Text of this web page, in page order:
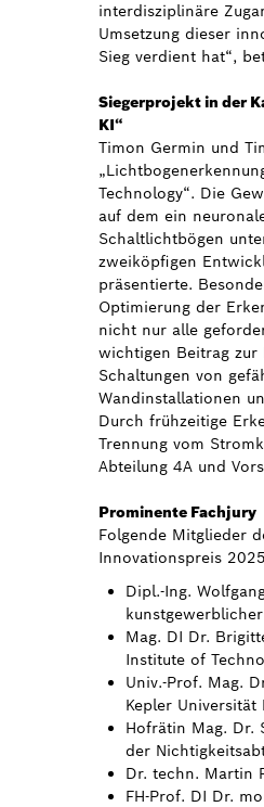
interdisziplinäre
Umsetzung dieser
Sieg verdient hat“,
Siegerprojekt in der
KI“
Timon Germin und
Technology“. Die
auf dem ein
Schaltlichtbögen
zweiköpfigen
präsentierte.
Optimierung der
nicht nur alle
wichtigen Beitrag zur
Schaltungen von
Wandinstallationen
Durch frühzeitige
Trennung vom
Abteilung 4A und
Prominente Fachjury
Folgende Mitglieder
Innovationspreis
Dipl.-Ing.
Mag. DI Dr.
Institute of
Univ.-Prof. Mag.
Kepler Universität
Hofrätin Mag. Dr.
der
Dr. techn. Martin
FH-Prof. DI Dr.